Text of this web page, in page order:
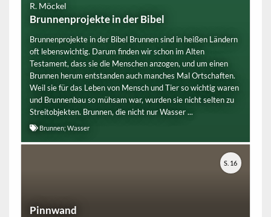
R. Möckel
Brunnenprojekte in der Bibel
Brunnenprojekte in der Bibel Brunnen sind in heißen Ländern
oft lebenswichtig. Darum finden wir schon im Alten
Testament, dass sie die Menschen anzogen, und um einen
Brunnen herum entstanden auch manches Mal Ortschaften.
Weil sie für das Leben von Mensch und Tier so wichtig waren
und Brunnenbau so mühsam war, wurden sie nicht selten zu
Streitobjekten. Brunnen, die nicht nur Wasser ...
Brunnen; Wasser
Pinnwand
S. 16